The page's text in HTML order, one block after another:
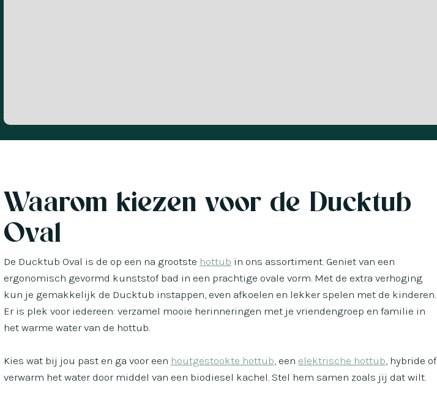
Waarom kiezen voor de Ducktub
Oval
De Ducktub Oval is de op een na grootste hottub in ons assortiment. Geniet van een
ergonomisch gevormd kunststof bad in een prachtige ovale vorm. Met de extra verhoging
kun je gemakkelijk de Ducktub instappen, even afkoelen en lekker spelen met de kinderen.
Er is plek voor iedereen: verzamel mooie herinneringen met je vriendengroep en familie in
het warme water van de hottub.
Kies wat bij jou past en ga voor een houtgestookte hottub , een elektrische hottub , hybride of
verwarm het water door middel van een biodiesel kachel. Stel hem samen zoals jij dat wilt.